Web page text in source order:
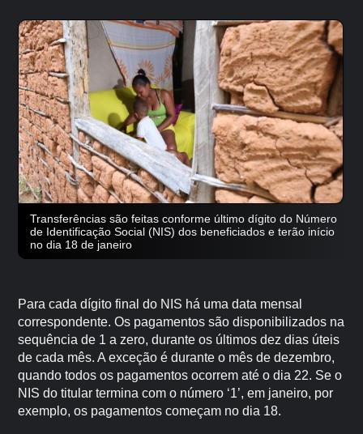
Transferências são feitas conforme último dígito do Número
de Identificação Social (NIS) dos beneficiados e terão início
no dia 18 de janeiro
Para cada dígito final do NIS há uma data mensal
correspondente. Os pagamentos são disponibilizados na
sequência de 1 a zero, durante os últimos dez dias úteis
de cada mês. A exceção é durante o mês de dezembro,
quando todos os pagamentos ocorrem até o dia 22. Se o
NIS do titular termina com o número ‘1’, em janeiro, por
exemplo, os pagamentos começam no dia 18.